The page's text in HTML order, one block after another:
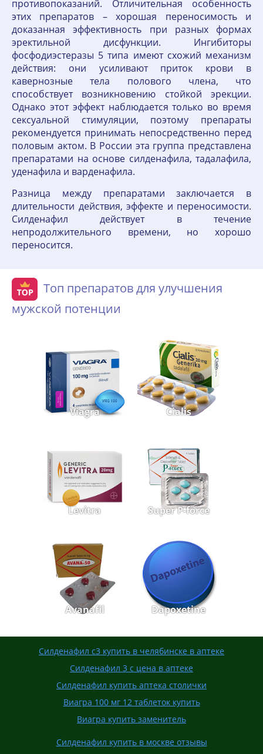
противопоказаний. Отличительная особенность
этих препаратов – хорошая переносимость и
доказанная эффективность при разных формах
эректильной дисфункции. Ингибиторы
фосфодиэстеразы 5 типа имеют схожий механизм
действия: они усиливают приток крови в
кавернозные тела полового члена, что
способствует возникновению стойкой эрекции.
Однако этот эффект наблюдается только во время
сексуальной стимуляции, поэтому препараты
рекомендуется принимать непосредственно перед
половым актом. В России эта группа представлена
препаратами на основе силденафила, тадалафила,
уденафила и варденафила.
Разница между препаратами заключается в
длительности действия, эффекте и переносимости.
Силденафил действует в течение
непродолжительного времени, но хорошо
переносится.
Топ препаратов для улучшения
мужской потенции
Viagra Cialis
Levitra Super P-force
Avanafil Dapoxetine
Силденафил с3 купить в челябинске в аптеке
Силденафил 3 с цена в аптеке
Силденафил купить аптека столички
Виагра 100 мг 12 таблеток купить
Виагра купить заменитель
Силденафил купить в москве отзывы